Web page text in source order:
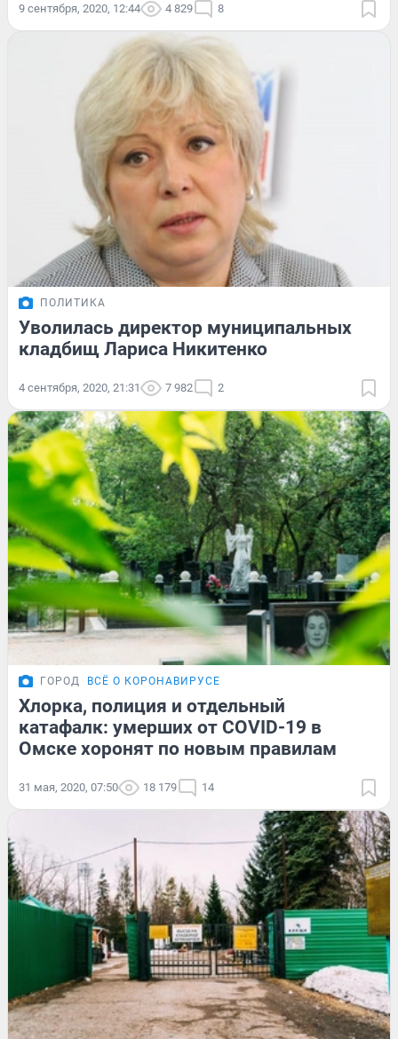
9 сентября, 2020, 12:44 4 829 8
ПОЛИТИКА
Уволилась директор муниципальных
кладбищ Лариса Никитенко
4 сентября, 2020, 21:31 7 982 2
ГОРОД ВСЁ О КОРОНАВИРУСЕ
Хлорка, полиция и отдельный
катафалк: умерших от COVID-19 в
Омске хоронят по новым правилам
31 мая, 2020, 07:50 18 179 14